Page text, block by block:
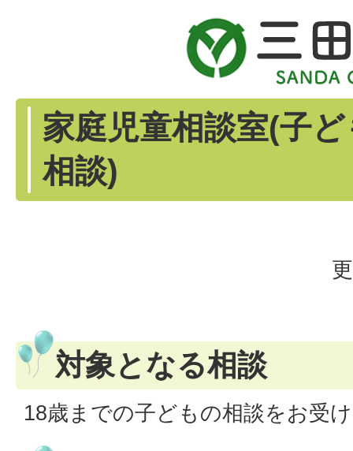
家庭児童相談室(子
相談)
対象となる相談
18歳までの子どもの相談をお受